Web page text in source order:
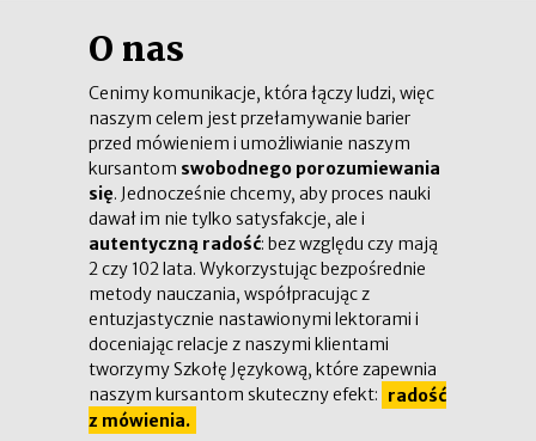
O nas
Cenimy komunikacje, która łączy ludzi, więc
naszym celem jest przełamywanie barier
przed mówieniem i umożliwianie naszym
kursantom swobodnego porozumiewania
się. Jednocześnie chcemy, aby proces nauki
dawał im nie tylko satysfakcje, ale i
autentyczną radość: bez względu czy mają
2 czy 102 lata. Wykorzystując bezpośrednie
metody nauczania, współpracując z
entuzjastycznie nastawionymi lektorami i
doceniając relacje z naszymi klientami
tworzymy Szkołę Językową, które zapewnia
naszym kursantom skuteczny efekt: radość
z mówienia.